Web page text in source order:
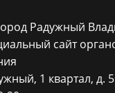
Радужный
сайт
1 квартал, д.